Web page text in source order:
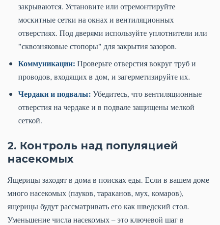
закрываются. Установите или отремонтируйте
москитные сетки на окнах и вентиляционных
отверстиях. Под дверями используйте уплотнители или
"сквозняковые стопоры" для закрытия зазоров.
Коммуникации: Проверьте отверстия вокруг труб и
проводов, входящих в дом, и загерметизируйте их.
Чердаки и подвалы: Убедитесь, что вентиляционные
отверстия на чердаке и в подвале защищены мелкой
сеткой.
2. Контроль над популяцией
насекомых
Ящерицы заходят в дома в поисках еды. Если в вашем доме
много насекомых (пауков, тараканов, мух, комаров),
ящерицы будут рассматривать его как шведский стол.
Уменьшение числа насекомых – это ключевой шаг в